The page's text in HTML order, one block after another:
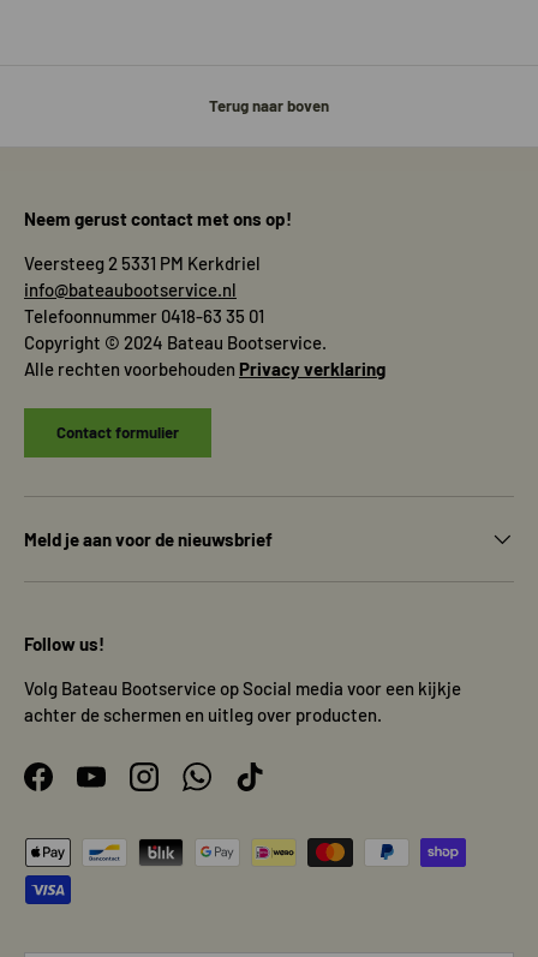
Terug naar boven
Neem gerust contact met ons op!
Veersteeg 2 5331 PM Kerkdriel
info@bateaubootservice.nl
Telefoonnummer 0418-63 35 01
Copyright © 2024 Bateau Bootservice.
Alle rechten voorbehouden Privacy verklaring
Contact formulier
Meld je aan voor de nieuwsbrief
Follow us!
Volg Bateau Bootservice op Social media voor een kijkje
achter de schermen en uitleg over producten.
FacebookYouTubeInstagramWhatsAppTikTok
Geaccepteerde betaalmethoden